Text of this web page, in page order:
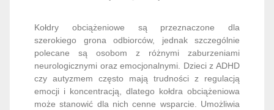
Kołdry obciążeniowe są przeznaczone dla
szerokiego grona odbiorców, jednak szczególnie
polecane są osobom z różnymi zaburzeniami
neurologicznymi oraz emocjonalnymi. Dzieci z ADHD
czy autyzmem często mają trudności z regulacją
emocji i koncentracją, dlatego kołdra obciążeniowa
może stanowić dla nich cenne wsparcie. Umożliwia